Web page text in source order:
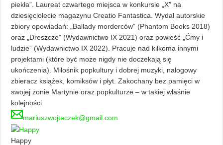
piekła”. Laureat czwartego miejsca w konkursie „X” na
dziesięciolecie magazynu Creatio Fantastica. Wydał autorskie
zbiory opowiadań: „Ballady morderców” (Phantom Books 2018)
oraz „Dreszcze” (Wydawnictwo IX 2021) oraz powieść „Ćmy i
ludzie” (Wydawnictwo IX 2022). Pracuje nad kilkoma innymi
projektami (które być może nigdy nie doczekają się
ukończenia). Miłośnik popkultury i dobrej muzyki, nałogowy
zbieracz książek, komiksów i płyt. Zakochany bez pamięci w
swojej żonie Martynie oraz popkulturze – w takiej właśnie
kolejności.
mariuszwojteczek@gmail.com
Happy